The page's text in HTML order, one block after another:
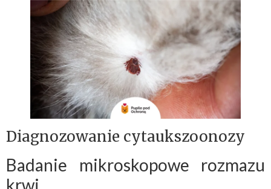
Diagnozowanie cytaukszoonozy
Badanie mikroskopowe rozmazu
krwi